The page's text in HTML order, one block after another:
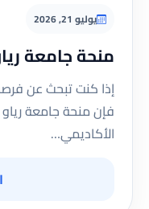
يوليو 21, 2026
منحة جامعة
إذا كنت تبحث عن
فإن منحة جامعة
الأكاديمي…